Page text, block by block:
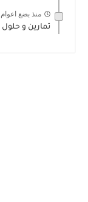
منذ بضع اعوام
تمارين و